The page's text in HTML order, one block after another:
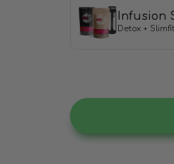
Infusion
Detox +